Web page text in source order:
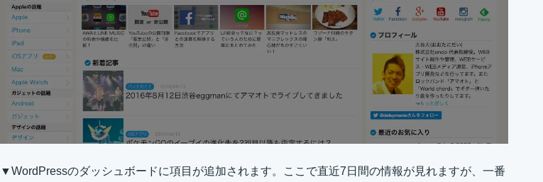
▼WordPressのダッシュボードに項目が追加されます。ここで直近7日間の情報が見れますが、一番